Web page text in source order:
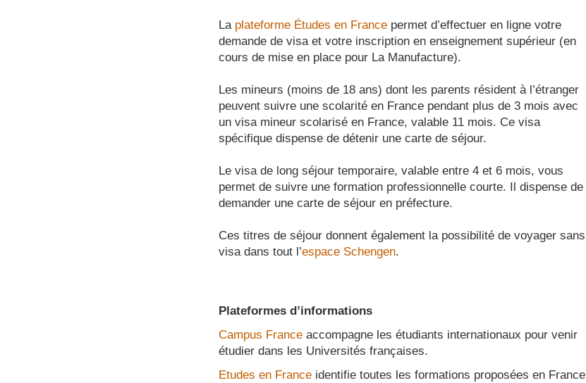
La plateforme Études en France permet d’effectuer en ligne votre
demande de visa et votre inscription en enseignement supérieur (en
cours de mise en place pour La Manufacture).
Les mineurs (moins de 18 ans) dont les parents résident à l’étranger
peuvent suivre une scolarité en France pendant plus de 3 mois avec
un visa mineur scolarisé en France, valable 11 mois. Ce visa
spécifique dispense de détenir une carte de séjour.
Le visa de long séjour temporaire, valable entre 4 et 6 mois, vous
permet de suivre une formation professionnelle courte. Il dispense de
demander une carte de séjour en préfecture.
Ces titres de séjour donnent également la possibilité de voyager sans
visa dans tout l’espace Schengen.
Plateformes d’informations
Campus France accompagne les étudiants internationaux pour venir
étudier dans les Universités françaises.
Etudes en France identifie toutes les formations proposées en France